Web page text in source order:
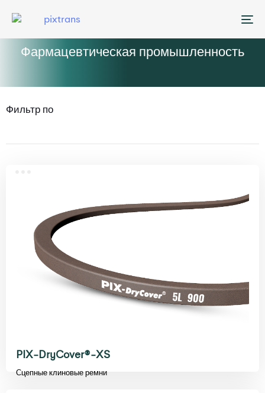
Фармацевтическая промышленность
Фильтр по
PIX-DryCover®-XS
Сцепные клиновые ремни